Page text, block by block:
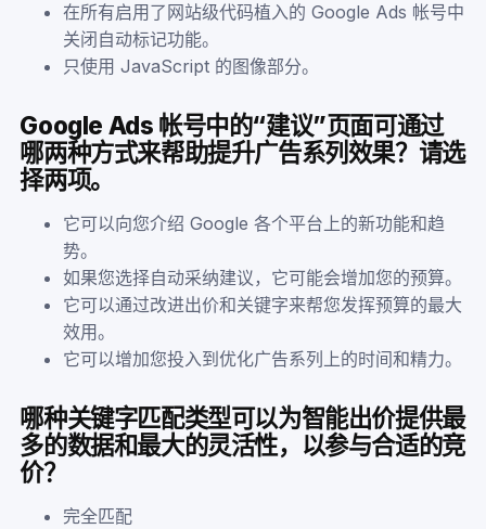
在所有启用了网站级代码植入的 Google Ads 帐号中
关闭自动标记功能。
只使用 JavaScript 的图像部分。
Google Ads 帐号中的“建议”页面可通过
哪两种方式来帮助提升广告系列效果？请选
择两项。
它可以向您介绍 Google 各个平台上的新功能和趋
势。
如果您选择自动采纳建议，它可能会增加您的预算。
它可以通过改进出价和关键字来帮您发挥预算的最大
效用。
它可以增加您投入到优化广告系列上的时间和精力。
哪种关键字匹配类型可以为智能出价提供最
多的数据和最大的灵活性，以参与合适的竞
价？
完全匹配